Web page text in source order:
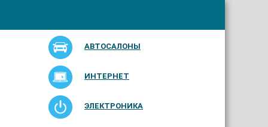
АВТОСАЛОНЫ
ИНТЕРНЕТ
ЭЛЕКТРОНИКА